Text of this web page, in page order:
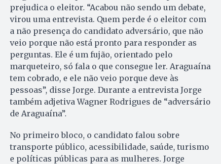
prejudica o eleitor. “Acabou não sendo um debate,
virou uma entrevista. Quem perde é o eleitor com
a não presença do candidato adversário, que não
veio porque não está pronto para responder as
perguntas. Ele é um fujão, orientado pelo
marqueteiro, só fala o que consegue ler. Araguaína
tem cobrado, e ele não veio porque deve às
pessoas”, disse Jorge. Durante a entrevista Jorge
também adjetiva Wagner Rodrigues de “adversário
de Araguaína”.
No primeiro bloco, o candidato falou sobre
transporte público, acessibilidade, saúde, turismo
e políticas públicas para as mulheres. Jorge